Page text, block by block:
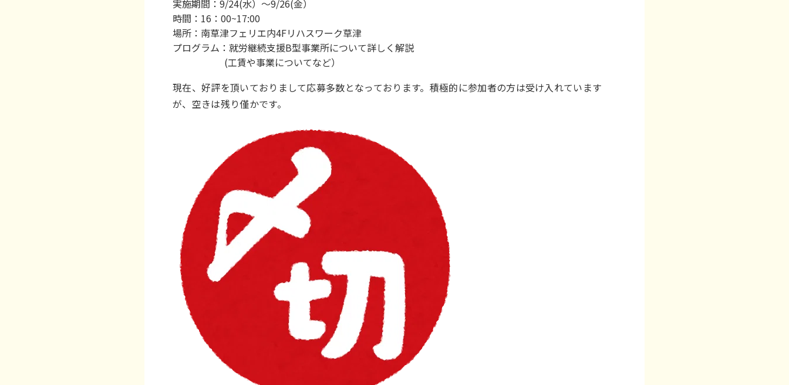
実施期間：9/24(水）～9/26(金）
時間：16：00~17:00
場所：南草津フェリエ内4Fリハスワーク草津
プログラム：就労継続支援B型事業所について詳しく解説
(工賃や事業についてなど）
現在、好評を頂いておりまして応募多数となっております。積極的に参加者の方は受け入れています
が、空きは残り僅かです。